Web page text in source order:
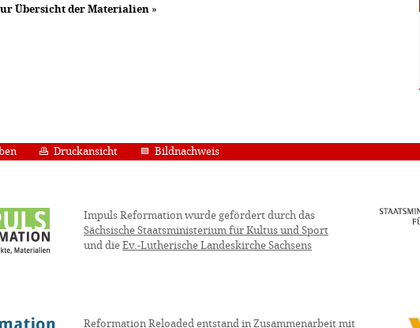
Übersicht der Materialien »
Druckansicht Bildnachweis
Impuls Reformation wurde gefördert durch das
Sächsische Staatsministerium für Kultus und Sport
und die Ev.-Lutherische Landeskirche Sachsens
Reformation Reloaded entstand in Zusammenarbeit mit